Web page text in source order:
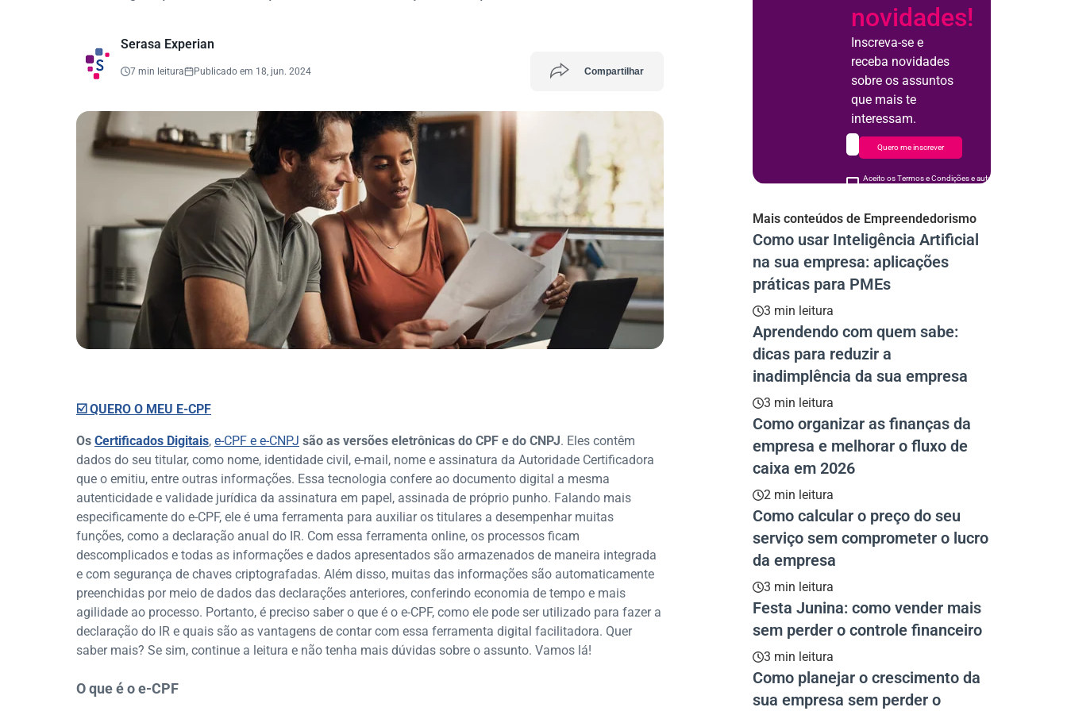
Serasa Experian
7 min leitura Publicado em 18, jun. 2024 Compartilhar
☑️ QUERO O MEU E-CPF
Os Certificados Digitais, e-CPF e e-CNPJ são as versões eletrônicas do CPF e do CNPJ. Eles contêm
dados do seu titular, como nome, identidade civil, e-mail, nome e assinatura da Autoridade Certificadora
que o emitiu, entre outras informações. Essa tecnologia confere ao documento digital a mesma
autenticidade e validade jurídica da assinatura em papel, assinada de próprio punho. Falando mais
especificamente do e-CPF, ele é uma ferramenta para auxiliar os titulares a desempenhar muitas
funções, como a declaração anual do IR. Com essa ferramenta online, os processos ficam
descomplicados e todas as informações e dados apresentados são armazenados de maneira integrada
e com segurança de chaves criptografadas. Além disso, muitas das informações são automaticamente
preenchidas por meio de dados das declarações anteriores, conferindo economia de tempo e mais
agilidade ao processo. Portanto, é preciso saber o que é o e-CPF, como ele pode ser utilizado para fazer a
declaração do IR e quais são as vantagens de contar com essa ferramenta digital facilitadora. Quer
saber mais? Se sim, continue a leitura e não tenha mais dúvidas sobre o assunto. Vamos lá!
O que é o e-CPF
novidades!
Inscreva-se e
receba novidades
sobre os assuntos
que mais te
interessam.
Aceito os Termos e Condições e autorizo o uso de meus
Quero me inscrever
Mais conteúdos de Empreendedorismo
Como usar Inteligência Artificial
na sua empresa: aplicações
práticas para PMEs
3 min leitura
Aprendendo com quem sabe:
dicas para reduzir a
inadimplência da sua empresa
3 min leitura
Como organizar as finanças da
empresa e melhorar o fluxo de
caixa em 2026
2 min leitura
Como calcular o preço do seu
serviço sem comprometer o lucro
da empresa
3 min leitura
Festa Junina: como vender mais
sem perder o controle financeiro
3 min leitura
Como planejar o crescimento da
sua empresa sem perder o